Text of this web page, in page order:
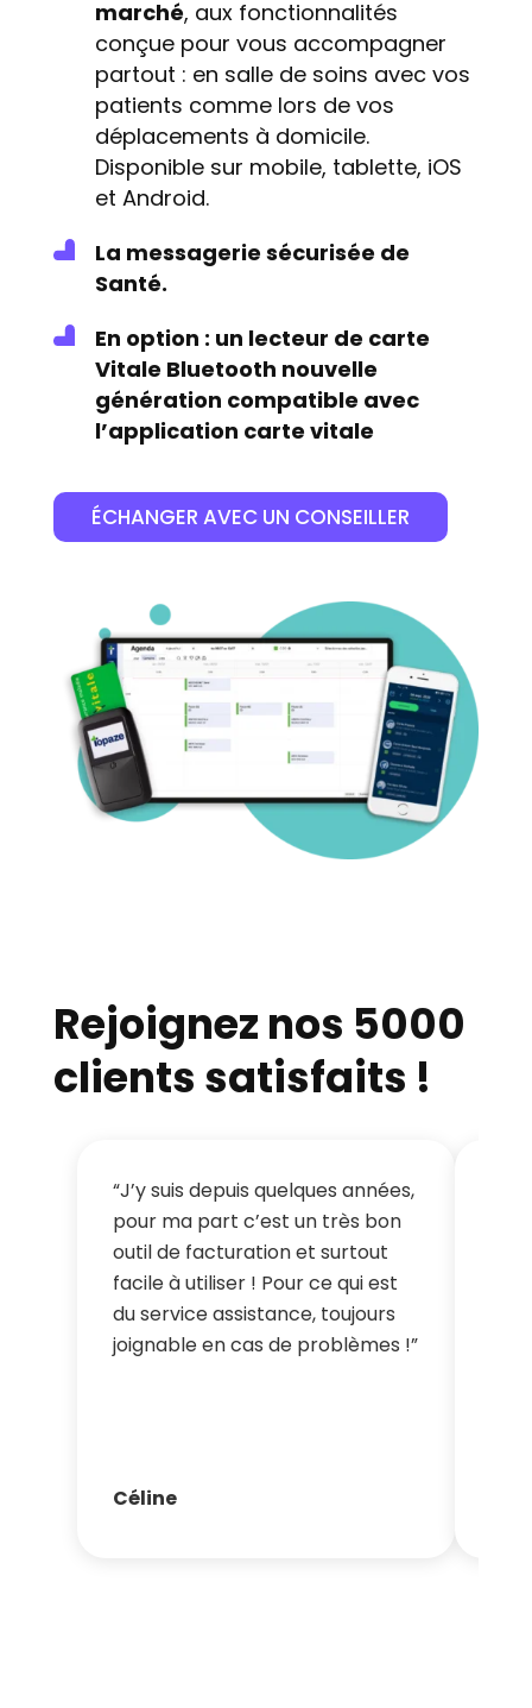
marché, aux fonctionnalités
conçue pour vous accompagner
partout : en salle de soins avec vos
patients comme lors de vos
déplacements à domicile.
Disponible sur mobile, tablette, iOS
et Android.
La messagerie sécurisée de
Santé.
En option : un lecteur de carte
Vitale Bluetooth nouvelle
génération compatible avec
l’application carte vitale
ÉCHANGER AVEC UN CONSEILLER
Rejoignez nos 5000
clients satisfaits !
“J’y suis depuis quelques années,
pour ma part c’est un très bon
outil de facturation et surtout
facile à utiliser ! Pour ce qui est
du service assistance, toujours
joignable en cas de problèmes !”
Céline